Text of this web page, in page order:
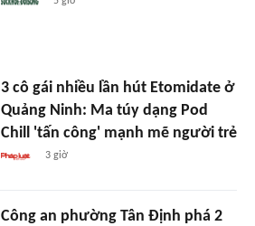
3 cô gái nhiều lần hút Etomidate ở
Quảng Ninh: Ma túy dạng Pod
Chill 'tấn công' mạnh mẽ người trẻ
3 giờ
Công an phường Tân Định phá 2